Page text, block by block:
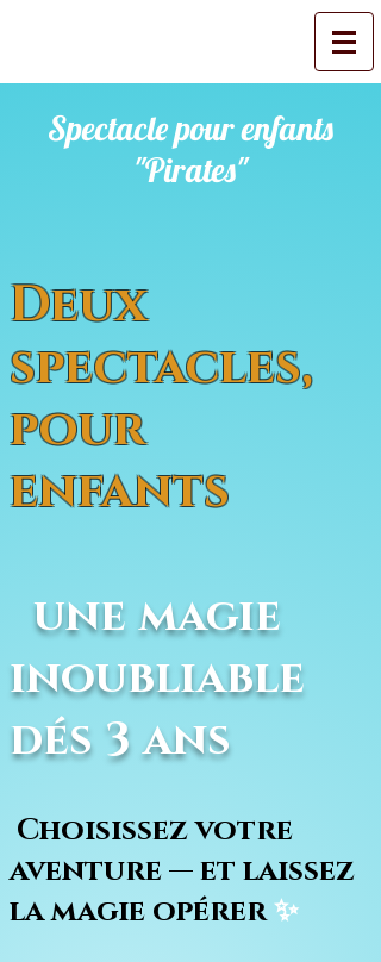
Spectacle pour enfants
"Pirates"
Deux
spectacles,
pour
enfants
une magie
inoubliable
dés 3 ans
Choisissez votre
aventure — et laissez
la magie opérer✨